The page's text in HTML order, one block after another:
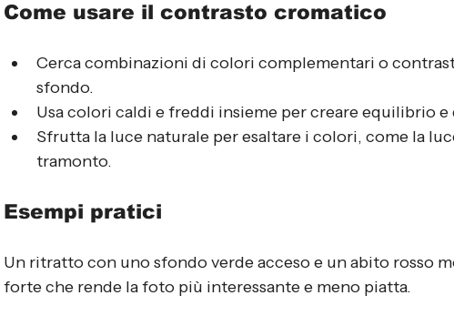
Come usare il contrasto cromatico
Cerca combinazioni di colori complementari o
sfondo.
Usa colori caldi e freddi insieme per creare equilibrio e
Sfrutta la luce naturale per esaltare i colori, come la
tramonto.
Esempi pratici
Un ritratto con uno sfondo verde acceso e un abito rosso
forte che rende la foto più interessante e meno piatta.